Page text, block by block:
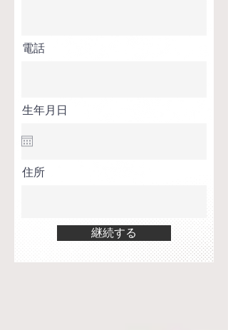
電話
生年月日
住所
継続する